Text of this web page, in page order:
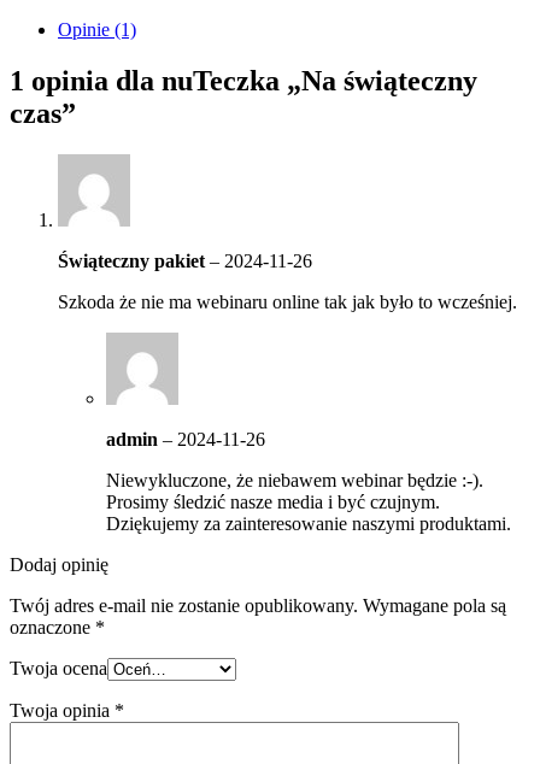
Opinie (1)
1 opinia dla nuTeczka „Na świąteczny
czas”
Świąteczny pakiet – 2024-11-26
Szkoda że nie ma webinaru online tak jak było to wcześniej.
admin – 2024-11-26
Niewykluczone, że niebawem webinar będzie :-).
Prosimy śledzić nasze media i być czujnym.
Dziękujemy za zainteresowanie naszymi produktami.
Dodaj opinię
Twój adres e-mail nie zostanie opublikowany. Wymagane pola są
oznaczone *
Twoja ocena
Twoja opinia *